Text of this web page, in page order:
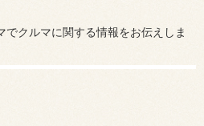
でクルマに関する情報をお伝えしま